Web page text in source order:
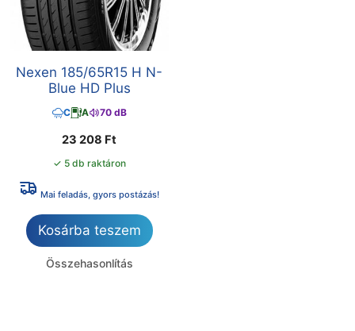
Nexen 185/65R15 H N-
Blue HD Plus
C A 70 dB
23 208 Ft
✓ 5 db raktáron
Mai feladás, gyors postázás!
Kosárba teszem
Összehasonlítás